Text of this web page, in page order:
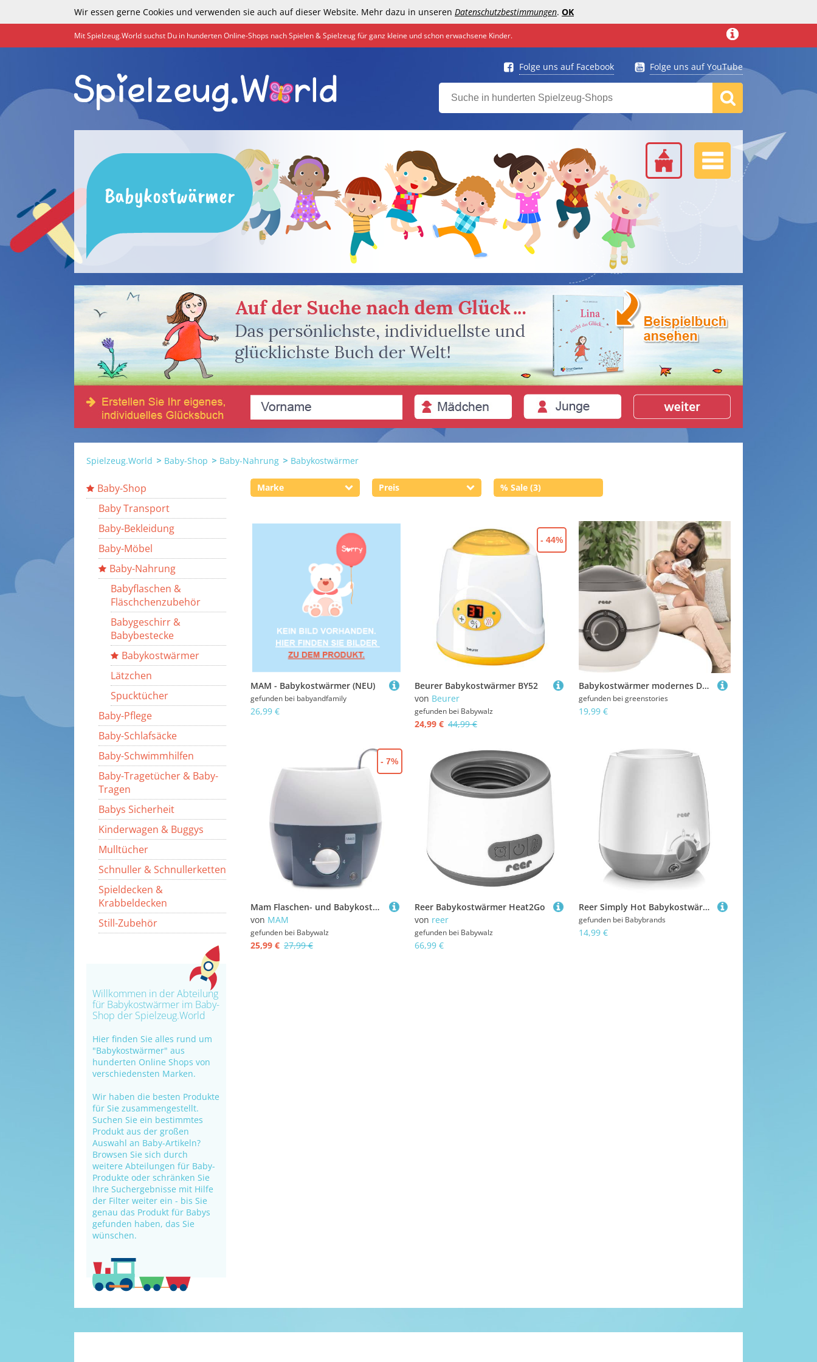
Wir essen gerne Cookies und verwenden sie auch auf dieser Website. Mehr dazu in unseren Datenschutzbestimmungen. OK
Mit Spielzeug.World suchst Du in hunderten Online-Shops nach Spielen & Spielzeug für ganz kleine und schon erwachsene Kinder.
Folge uns auf Facebook Folge uns auf YouTube
Babykostwärmer
Spielzeug.World Baby-Shop Baby-Nahrung Babykostwärmer
Baby-Shop
Baby Transport
Baby-Bekleidung
Baby-Möbel
Baby-Nahrung
Babyflaschen &
Fläschchenzubehör
Babygeschirr &
Babybestecke
Babykostwärmer
Lätzchen
Spucktücher
Baby-Pflege
Baby-Schlafsäcke
Baby-Schwimmhilfen
Baby-Tragetücher & Baby-
Tragen
Babys Sicherheit
Kinderwagen & Buggys
Mulltücher
Schnuller & Schnullerketten
Spieldecken &
Krabbeldecken
Still-Zubehör
Willkommen in der Abteilung
für Babykostwärmer im Baby-
Shop der Spielzeug.World
Hier finden Sie alles rund um
"Babykostwärmer" aus
hunderten Online Shops von
verschiedensten Marken.
Wir haben die besten Produkte
für Sie zusammengestellt.
Suchen Sie ein bestimmtes
Produkt aus der großen
Auswahl an Baby-Artikeln?
Browsen Sie sich durch
weitere Abteilungen für Baby-
Produkte oder schränken Sie
Ihre Suchergebnisse mit Hilfe
der Filter weiter ein - bis Sie
genau das Produkt für Babys
gefunden haben, das Sie
wünschen.
Marke Preis % Sale (3)
MAM - Babykostwärmer (NEU)
gefunden bei babyandfamily
26,99 €
Beurer Babykostwärmer BY52
von Beurer
gefunden bei Babywalz
24,99 € 44,99 €
- 44%
Babykostwärmer modernes Design FoodBall
gefunden bei greenstories
19,99 €
Mam Flaschen- und Babykostwärmer
von MAM
gefunden bei Babywalz
25,99 € 27,99 €
- 7%
Reer Babykostwärmer Heat2Go
von reer
gefunden bei Babywalz
66,99 €
Reer Simply Hot Babykostwärmer
gefunden bei Babybrands
14,99 €